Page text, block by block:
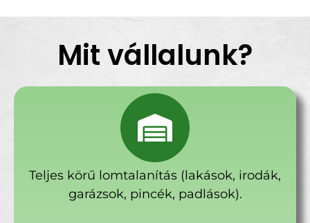
Mit vállalunk?
Teljes körű lomtalanítás (lakások, irodák,
garázsok, pincék, padlások).